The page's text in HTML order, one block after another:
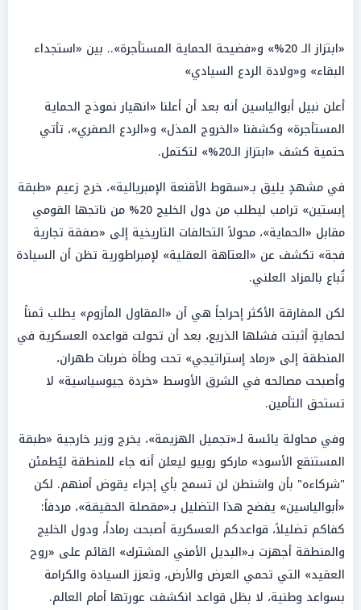
«ابتزاز الـ 20%» و«فضيحة الحماية المستأجرة».. بين «استجداء
البقاء» و«ولادة الردع السيادي»
أعلن نبيل أبوالياسين أنه بعد أن أعلنا «انهيار نموذج الحماية
المستأجرة» وكشفنا «الخروج المذل» و«الردع الصفري»، تأتي
حتمية كشف «ابتزاز الـ20%» لتكتمل.
في مشهدٍ يليق بـ«سقوط الأقنعة الإمبريالية»، خرج زعيم «طبقة
إبستين» ترامب ليطلب من دول الخليج 20% من ناتجها القومي
مقابل «الحماية»، محولاً التحالفات التاريخية إلى «صفقة تجارية
فجة» تكشف عن «العتاهة العقلية» لإمبراطورية تظن أن السيادة
تُباع بالمزاد العلني.
لكن المفارقة الأكثر إحراجاً هي أن «المقاول المأزوم» يطلب ثمناً
لحمايةٍ أثبتت فشلها الذريع، بعد أن تحولت قواعده العسكرية في
المنطقة إلى «رماد إستراتيجي» تحت وطأة ضربات طهران،
وأصبحت مصالحه في الشرق الأوسط «خردة جيوسياسية» لا
تستحق التأمين.
وفي محاولة يائسة لـ«تجميل الهزيمة»، يخرج وزير خارجية «طبقة
المستنقع الأسود» ماركو روبيو ليعلن أنه جاء للمنطقة ليُطمئن
"شركاءه" بأن واشنطن لن تسمح بأي إجراء يقوض أمنهم. لكن
«أبوالياسين» يفضح هذا التضليل بـ«مقصلة الحقيقة»، مردفاً:
كفاكم تضليلاً، قواعدكم العسكرية أصبحت رماداً، ودول الخليج
والمنطقة أجهزت بـ«البديل الأمني المشترك» القائم على «روح
العقيد» التي تحمي العرض والأرض، وتعزز السيادة والكرامة
بسواعد وطنية، لا بظل قواعد انكشفت عورتها أمام العالم.